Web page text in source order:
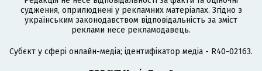
судження, оприлюднені у рекламних матеріалах. Згідно з
українським законодавством відповідальність за зміст
реклами несе рекламодавець.
Cубєкт у сфері онлайн-медіа; ідентифікатор медіа - R40-02163.